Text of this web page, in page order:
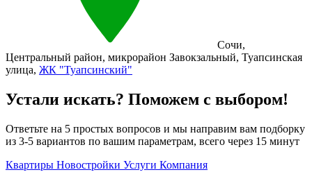
Сочи,
Центральный район, микрорайон Завокзальный, Туапсинская
улица, ЖК "Туапсинский"
Устали искать? Поможем с выбором!
Ответьте на 5 простых вопросов и мы направим вам подборку
из 3-5 вариантов по вашим параметрам, всего через 15 минут
Квартиры Новостройки Услуги Компания